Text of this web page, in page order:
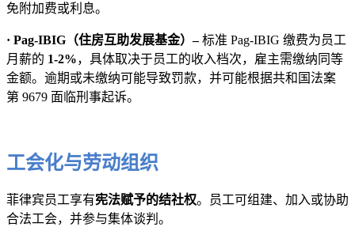
免附加费或利息。
· Pag-IBIG（住房互助发展基金）–标准 Pag-IBIG 缴费为员工
月薪的 1-2%，具体取决于员工的收入档次，雇主需缴纳同等
金额。逾期或未缴纳可能导致罚款，并可能根据共和国法案
第 9679 面临刑事起诉。
工会化与劳动组织
菲律宾员工享有宪法赋予的结社权。员工可组建、加入或协助
合法工会，并参与集体谈判。